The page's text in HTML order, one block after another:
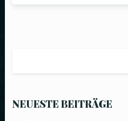
NEUESTE BEITRÄGE